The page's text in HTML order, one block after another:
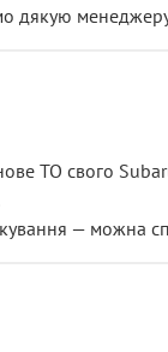
дякую менеджеру
ТО свого
— можна